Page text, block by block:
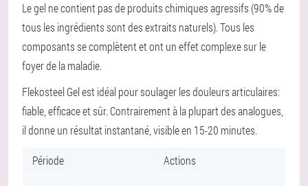
Le gel ne contient pas de produits chimiques agressifs (90% de
tous les ingrédients sont des extraits naturels). Tous les
composants se complètent et ont un effet complexe sur le
foyer de la maladie.
Flekosteel Gel est idéal pour soulager les douleurs articulaires:
fiable, efficace et sûr. Contrairement à la plupart des analogues,
il donne un résultat instantané, visible en 15-20 minutes.
Période Actions